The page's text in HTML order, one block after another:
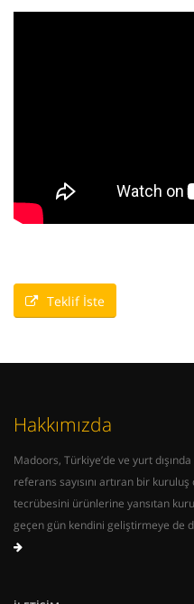
Teklif İste
Hakkımızda
Madoors, Türkiye’de ve yurt
referans sayısını artıran bir
tecrübesini ürünlerine yansıtan
geçen gün kendini geliştirmeye de